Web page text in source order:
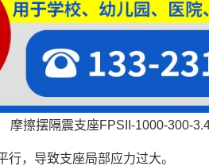
摩擦摆隔震支座FPSII-1000-300-
行，导致支座局部应力过大。